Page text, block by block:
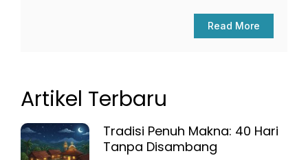
Read More
Artikel Terbaru
Tradisi Penuh Makna: 40 Hari
Tanpa Disambang